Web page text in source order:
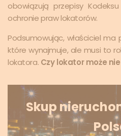
obowiązują przepisy
ochronie praw lokatorów.
Podsumowując, właściciel
które wynajmuje, ale musi to
lokatora. Czy lokator może
Skup